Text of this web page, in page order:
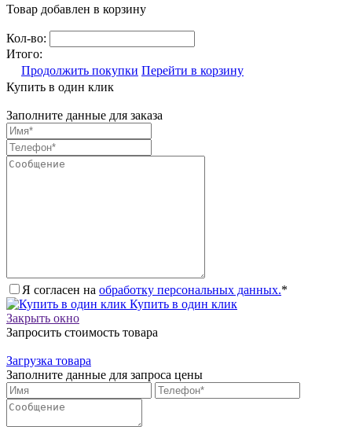
Товар добавлен в корзину
Кол-во:
Итого:
Продолжить покупки Перейти в корзину
Купить в один клик
Заполните данные для заказа
Я согласен на обработку персональных данных.*
Купить в один клик
Закрыть окно
Запросить стоимость товара
Загрузка товара
Заполните данные для запроса цены